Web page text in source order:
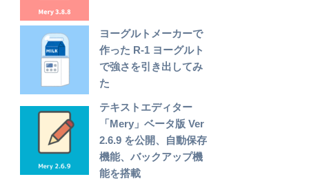
ヨーグルトメーカーで
作った R-1 ヨーグルト
で強さを引き出してみ
た
テキストエディター
「Mery」ベータ版 Ver
2.6.9 を公開、自動保存
機能、バックアップ機
能を搭載